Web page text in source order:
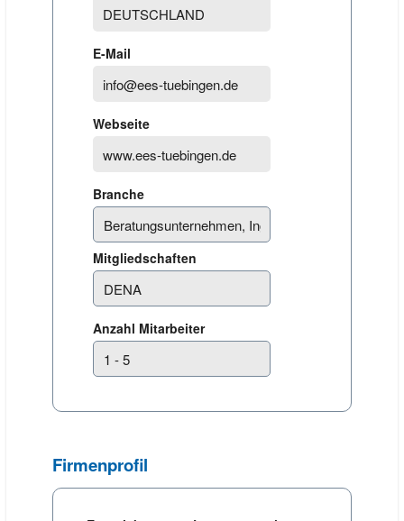
E-Mail
Webseite
Branche
Mitgliedschaften
Anzahl Mitarbeiter
Firmenprofil